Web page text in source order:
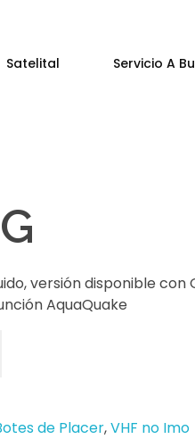
Satelital Servicio A
versión disponible con
AquaQuake
de Placer,VHF no Imo